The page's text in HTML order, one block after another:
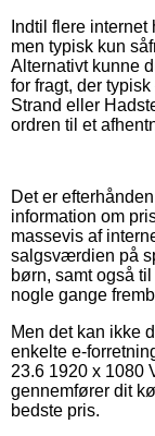
Indtil flere
men typisk kun
Alternativt kunne
for fragt, der
Strand eller
ordren til et
Det er
information om
massevis af
salgsværdien på
børn, samt også
nogle gange
Men det kan ikke
enkelte e-
23.6 1920 x 1080
gennemfører dit
bedste pris.